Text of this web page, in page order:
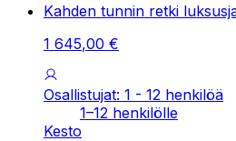
Kahden tunnin retki
1 645,00 €
Osallistujat: 1 - 12 henkilöä
1–12 henkilölle
Kesto